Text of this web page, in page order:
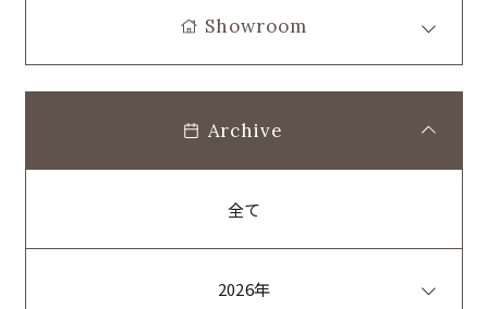
Showroom
Archive
全て
2026年